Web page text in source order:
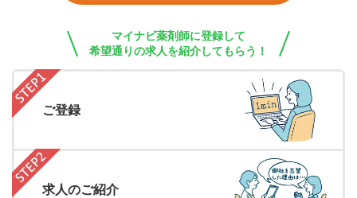
マイナビ薬剤師に登録して
希望通りの求人を紹介してもらう！
ご登録
求人のご紹介